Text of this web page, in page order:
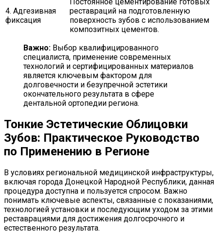
4. Адгезивная
фиксация
реставраций на подготовленную
поверхность зубов с использованием
композитных цементов.
Важно: Выбор квалифицированного
специалиста, применение современных
технологий и сертифицированных материалов
является ключевым фактором для
долговечности и безупречной эстетики
окончательного результата в сфере
дентальной ортопедии региона.
Тонкие Эстетические Облицовки
Зубов: Практическое Руководство
по Применению в Регионе
В условиях региональной медицинской инфраструктуры,
включая города Донецкой Народной Республики, данная
процедура доступна и пользуется спросом. Важно
понимать ключевые аспекты, связанные с показаниями,
технологией установки и последующим уходом за этими
реставрациями для достижения долгосрочного и
естественного результата.